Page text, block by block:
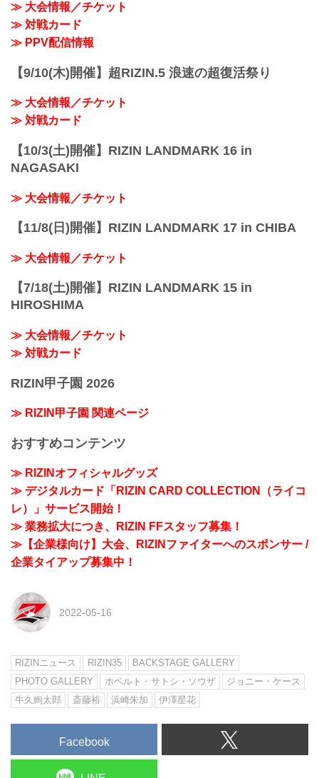
≫ 大会情報／チケット
≫ 対戦カード
≫ PPV配信情報
【9/10(木)開催】超RIZIN.5 浪速の超復活祭り
≫ 大会情報／チケット
≫ 対戦カード
【10/3(土)開催】RIZIN LANDMARK 16 in
NAGASAKI
≫ 大会情報／チケット
【11/8(日)開催】RIZIN LANDMARK 17 in CHIBA
≫ 大会情報／チケット
【7/18(土)開催】RIZIN LANDMARK 15 in
HIROSHIMA
≫ 大会情報／チケット
≫ 対戦カード
RIZIN甲子園 2026
≫ RIZIN甲子園 関連ページ
おすすめコンテンツ
≫ RIZINオフィシャルグッズ
≫ デジタルカード「RIZIN CARD COLLECTION（ライコ
レ）」サービス開始！
≫ 業務拡大につき、RIZIN FFスタッフ募集！
≫【企業様向け】大会、RIZINファイターへのスポンサー /
企業タイアップ募集中！
2022-05-16
RIZINニュース RIZIN35
BACKSTAGE GALLERY
PHOTO GALLERY
ホベルト・サトシ・ソウザ
ジョニー・ケース
牛久絢太郎
斎藤裕 浜崎朱加 伊澤星花
Facebook